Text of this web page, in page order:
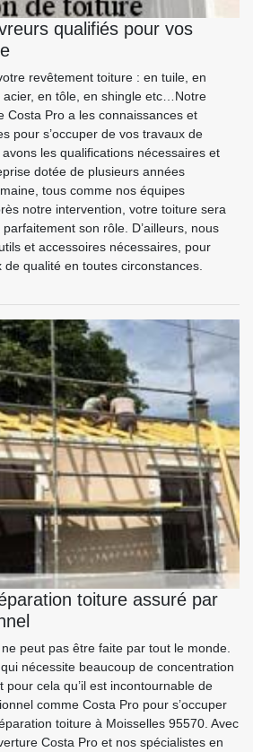
qualifiés pour vos
revêtement toiture : en tuile, en
en tôle, en shingle etc…Notre
Costa Pro a les connaissances et
pour s’occuper de vos travaux de
les qualifications nécessaires et
dotée de plusieurs années
tous comme nos équipes
notre intervention, votre toiture sera
son rôle. D’ailleurs, nous
et accessoires nécessaires, pour
qualité en toutes circonstances.
toiture assuré par
peut pas être faite par tout le monde.
nécessite beaucoup de concentration
pour cela qu’il est incontournable de
comme Costa Pro pour s’occuper
toiture à Moisselles 95570. Avec
Costa Pro et nos spécialistes en